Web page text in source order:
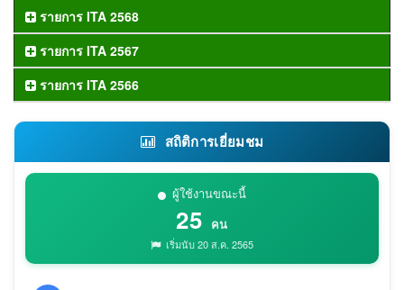
รายการ ITA 2568
รายการ ITA 2567
รายการ ITA 2566
สถิติการเยี่ยมชม
ผู้ใช้งานขณะนี้
25 คน
เริ่มนับ 20 ส.ค. 2565